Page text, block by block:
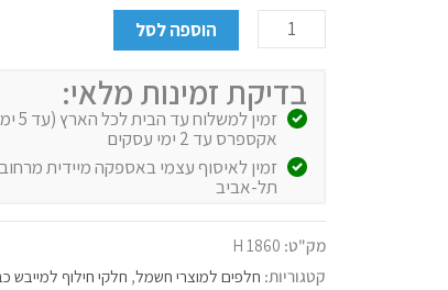
הוספה לסל
בדיקת זמינות מלאי:
אקספרס עד 2 ימי עסקים
תל-אביב
מק"ט: 1860 H
קטגוריות: חלפים למוצרי חשמל, חלקי חילוף למייבש